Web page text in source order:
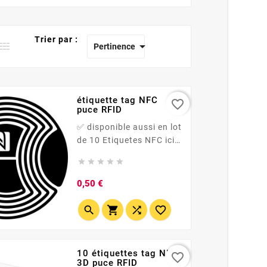
Trier par :
Pertinence
étiquette tag NFC
puce RFID
✅ disponible aussi en lot
de 10 Etiquetes NFC ici
NFC ici 📶 Étiquette NFC
13,56 MHz <strong...
    
0,50 €Prix
   
favorite_border
10 étiquettes tag NFC
3D puce RFID
favorite_border